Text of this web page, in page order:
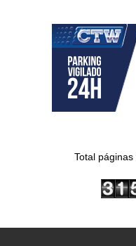
Total